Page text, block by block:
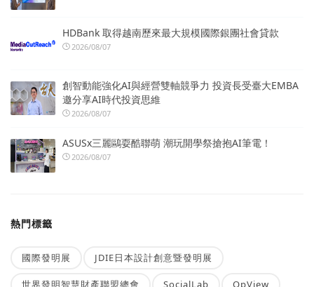
HDBank 取得越南歷來最大規模國際銀團社會貸款
2026/08/07
創智動能強化AI與經營雙軸競爭力 投資長受臺大EMBA
邀分享AI時代投資思維
2026/08/07
ASUSx三麗鷗耍酷聯萌 潮玩開學祭搶抱AI筆電！
2026/08/07
熱門標籤
國際發明展 JDIE日本設計創意暨發明展
世界發明智慧財產聯盟總會 SocialLab OpView